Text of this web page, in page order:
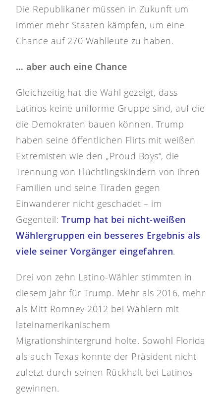
Die Republikaner müssen in Zukunft um
immer mehr Staaten kämpfen, um eine
Chance auf 270 Wahlleute zu haben.
… aber auch eine Chance
Gleichzeitig hat die Wahl gezeigt, dass
Latinos keine uniforme Gruppe sind, auf die
die Demokraten bauen können. Trump
haben seine öffentlichen Flirts mit weißen
Extremisten wie den „Proud Boys“, die
Trennung von Flüchtlingskindern von ihren
Familien und seine Tiraden gegen
Einwanderer nicht geschadet – im
Gegenteil: Trump hat bei nicht-weißen
Wählergruppen ein besseres Ergebnis als
viele seiner Vorgänger eingefahren.
Drei von zehn Latino-Wähler stimmten in
diesem Jahr für Trump. Mehr als 2016, mehr
als Mitt Romney 2012 bei Wählern mit
lateinamerikanischem
Migrationshintergrund holte. Sowohl Florida
als auch Texas konnte der Präsident nicht
zuletzt durch seinen Rückhalt bei Latinos
gewinnen.